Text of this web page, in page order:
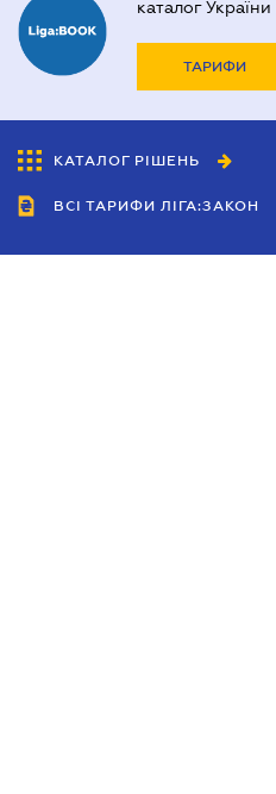
каталог України
ТАРИФИ
КАТАЛОГ РІШЕНЬ
ВСІ ТАРИФИ ЛІГА:ЗАКОН